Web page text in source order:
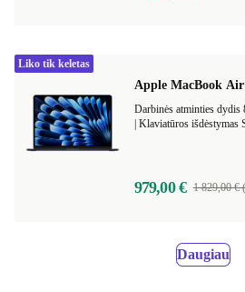
Apple MacBook
Klaviatūros išdėstymas
979,00 € 1 829,00 €
Liko tik keletas
Daugiau